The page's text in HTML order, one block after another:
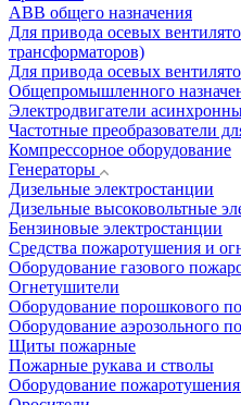
АВВ общего назначения
Для привода осевых
трансформаторов)
Для привода осевых
Общепромышленного
Электродвигатели
Частотные преобразователи
Компрессорное оборудование
Генераторы
Дизельные электростанции
Дизельные высоковольтные
Бензиновые электростанции
Средства пожаротушения и
Оборудование газового
Огнетушители
Оборудование порошкового
Оборудование аэрозольного
Щиты пожарные
Пожарные рукава и стволы
Оборудование